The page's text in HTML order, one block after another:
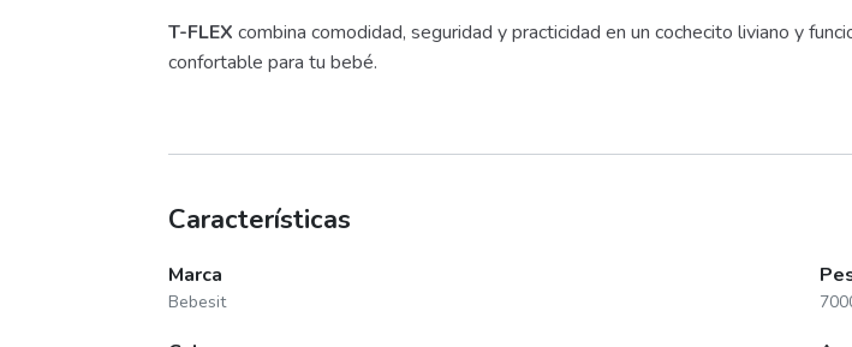
T-FLEX combina comodidad, seguridad y practicidad en un cochecito liviano y
confortable para tu bebé.
Características
Marca
Bebesit